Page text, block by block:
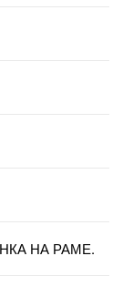
НА РАМЕ.